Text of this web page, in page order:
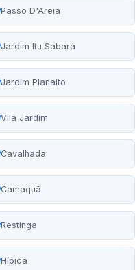
Passo D'Areia
Jardim Itu Sabará
Jardim Planalto
Vila Jardim
Cavalhada
Camaquã
Restinga
Hípica